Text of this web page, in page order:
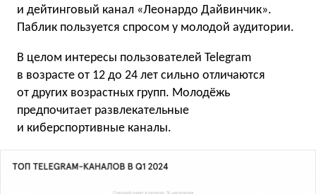
и дейтинговый канал «Леонардо Дайвинчик».
Паблик пользуется спросом у молодой аудитории.
В целом интересы пользователей Telegram
в возрасте от 12 до 24 лет сильно отличаются
от других возрастных групп. Молодёжь
предпочитает развлекательные
и киберспортивные каналы.